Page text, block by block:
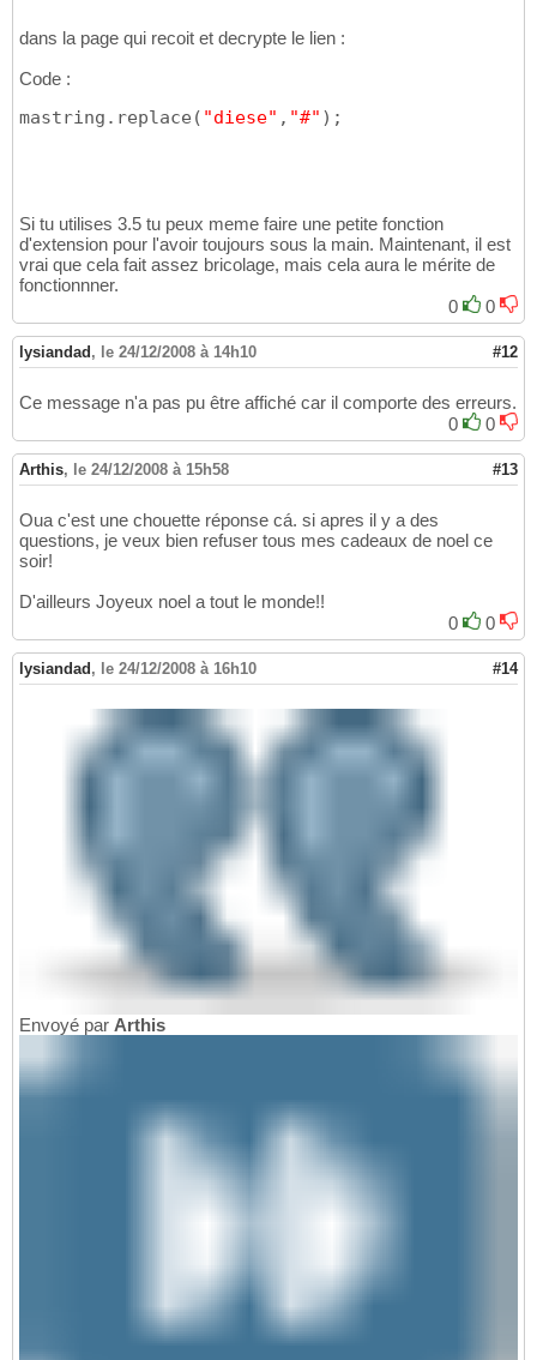
dans la page qui recoit et decrypte le lien :
Code :
mastring.replace ( "diese" , "#" ) ;
Si tu utilises 3.5 tu peux meme faire une petite fonction
d'extension pour l'avoir toujours sous la main. Maintenant, il est
vrai que cela fait assez bricolage, mais cela aura le mérite de
fonctionnner.
0
0
lysiandad , le 24/12/2008 à 14h10 #12
Ce message n'a pas pu être affiché car il comporte des erreurs.
0
0
Arthis, le 24/12/2008 à 15h58 #13
Oua c'est une chouette réponse cá. si apres il y a des
questions, je veux bien refuser tous mes cadeaux de noel ce
soir!
D'ailleurs Joyeux noel a tout le monde!!
0
0
lysiandad , le 24/12/2008 à 16h10 #14
Envoyé par Arthis